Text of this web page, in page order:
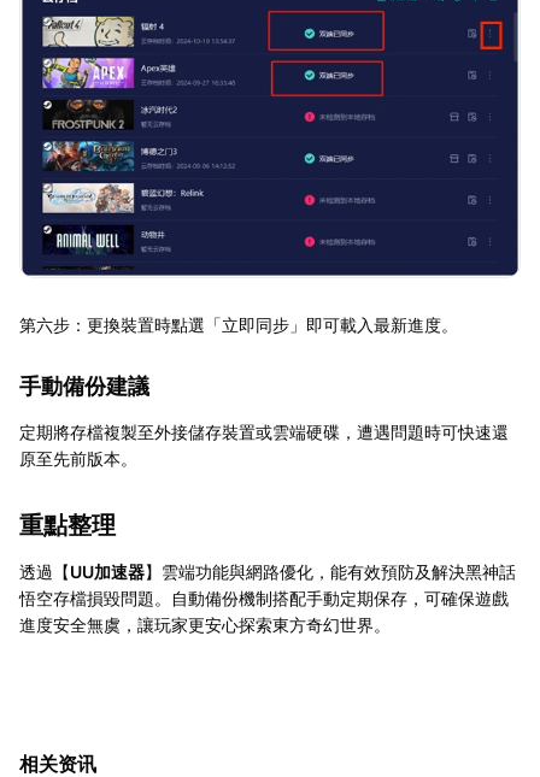
第六步：更換裝置時點選「立即同步」即可載入最新進度。
手動備份建議
定期將存檔複製至外接儲存裝置或雲端硬碟，遭遇問題時可快速還
原至先前版本。
重點整理
透過【UU加速器】雲端功能與網路優化，能有效預防及解決黑神話
悟空存檔損毀問題。自動備份機制搭配手動定期保存，可確保遊戲
進度安全無虞，讓玩家更安心探索東方奇幻世界。
相关资讯